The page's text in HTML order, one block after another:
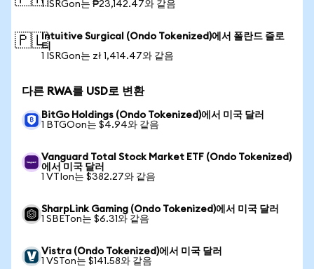
1 ISRGon는 ₱23,142.47와 같음
🇵🇱Intuitive Surgical (Ondo Tokenized)에서 폴란드 즐로
티
1 ISRGon는 zł 1,414.47와 같음
다른 RWA를 USD로 변환
BitGo Holdings (Ondo Tokenized)에서 미국 달러
1 BTGOon는 $4.94와 같음
Vanguard Total Stock Market ETF (Ondo Tokenized)
에서 미국 달러
1 VTIon는 $382.27와 같음
SharpLink Gaming (Ondo Tokenized)에서 미국 달러
1 SBETon는 $6.31와 같음
Vistra (Ondo Tokenized)에서 미국 달러
1 VSTon는 $141.58와 같음